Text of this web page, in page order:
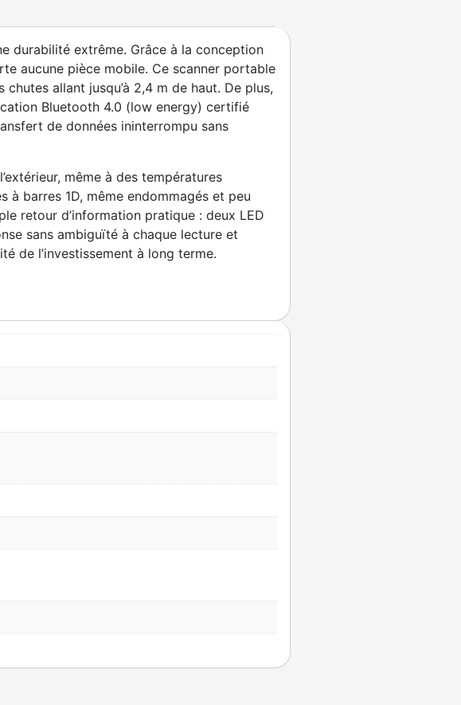
durabilité extrême. Grâce à la conception
aucune pièce mobile. Ce scanner portable
allant jusqu’à 2,4 m de haut. De plus,
Bluetooth 4.0 (low energy) certifié
de données ininterrompu sans
même à des températures
barres 1D, même endommagés et peu
retour d’information pratique : deux LED
sans ambiguïté à chaque lecture et
de l’investissement à long terme.